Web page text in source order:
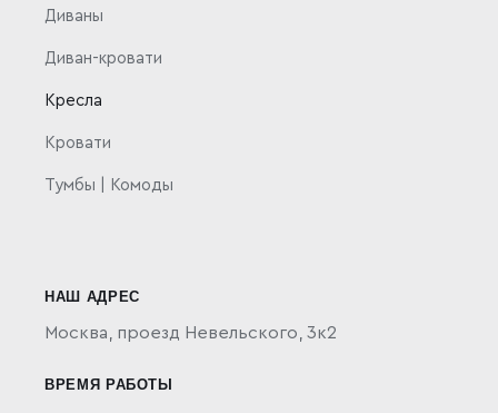
Диваны
Диван-кровати
Кресла
Кровати
Тумбы | Комоды
НАШ АДРЕС
Москва, проезд Невельского, 3к2
ВРЕМЯ РАБОТЫ